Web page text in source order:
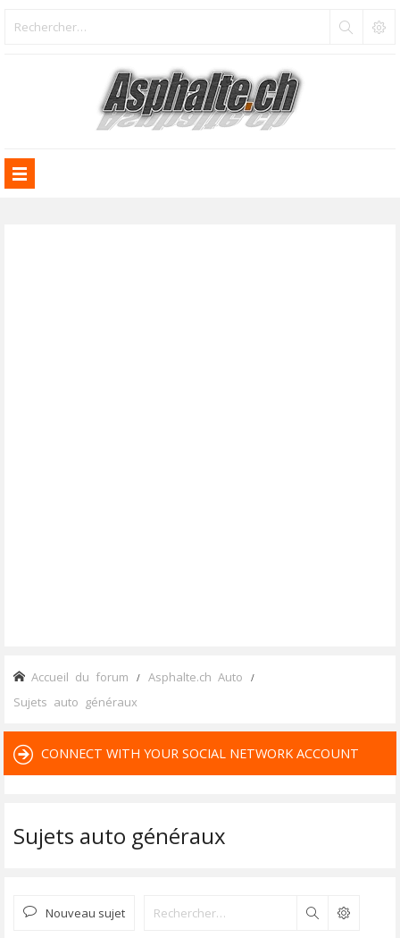
Accueil du forum Asphalte.ch Auto
Sujets auto généraux
CONNECT WITH YOUR SOCIAL NETWORK ACCOUNT
Sujets auto généraux
Nouveau sujet Rechercher